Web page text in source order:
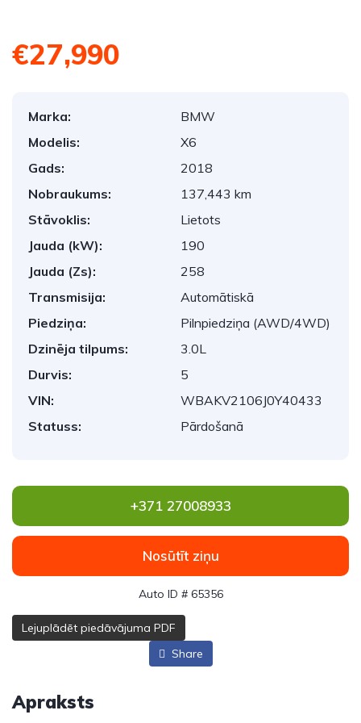
€27,990
Marka:
BMW
Modelis:
X6
Gads:
2018
Nobraukums:
137,443 km
Stāvoklis:
Lietots
Jauda (kW):
190
Jauda (Zs):
258
Transmisija:
Automātiskā
Piedziņa:
Pilnpiedziņa (AWD/4WD)
Dzinēja tilpums:
3.0L
Durvis:
5
VIN:
WBAKV2106J0Y40433
Statuss:
Pārdošanā
+371 27008933
Nosūtīt ziņu
Auto ID # 65356
Lejuplādēt piedāvājuma PDF
Share
Apraksts